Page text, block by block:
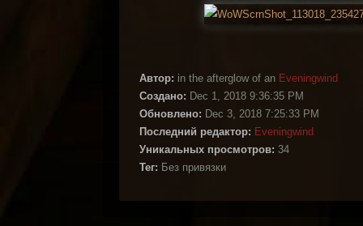
Автор: in the afterglow of an Eveningwind
Создано: Dec 1, 2018 9:36:35 PM
Обновлено: Dec 3, 2018 7:25:33 PM
Последний редактор: Eveningwind
Уникальных просмотров: 34
Тег: Без привязки